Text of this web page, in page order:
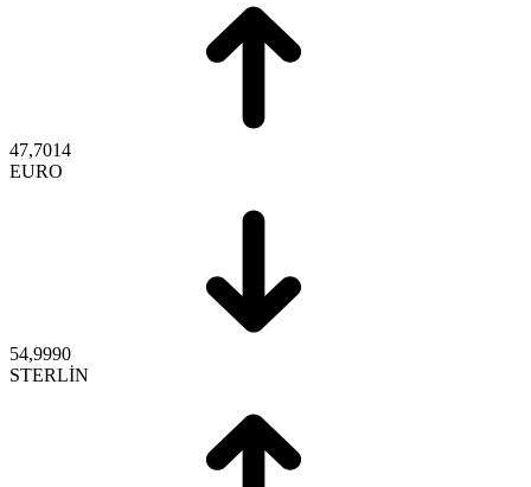
47,7014
EURO
54,9990
STERLİN